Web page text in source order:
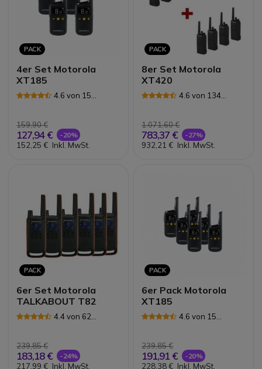
PACK
4er Set Motorola
XT185
4.6 von 15
159,90 €
127,94 € -20%
152,25 € Inkl. MwSt.
PACK
8er Set Motorola
XT420
4.6 von 134
1.071,60 €
783,37 € -27%
932,21 € Inkl. MwSt.
PACK
6er Set Motorola
TALKABOUT T82
4.4 von 62
239,85 €
183,18 € -24%
217,99 € Inkl. MwSt.
PACK
6er Pack Motorola
XT185
4.6 von 15
239,85 €
191,91 € -20%
228,38 € Inkl. MwSt.